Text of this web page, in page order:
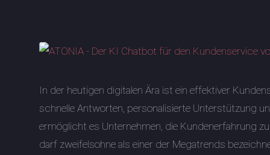
In der heutigen digitalen Ära ist ein effektiver
schnelle Antworten, personalisierte Unterstützung
ermöglicht es Unternehmen, die Kundenerfahrung
darf zweifelsohne als einer der Megatrends